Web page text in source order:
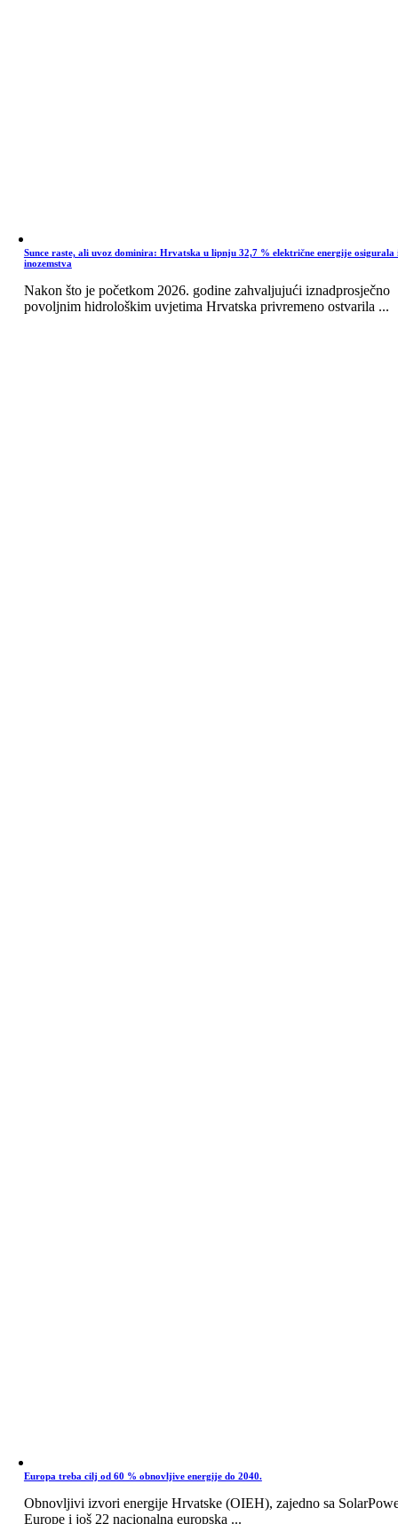
Sunce raste, ali uvoz dominira: Hrvatska u lipnju 32,7 % električne energije osigurala
inozemstva
Nakon što je početkom 2026. godine zahvaljujući iznadprosječno
povoljnim hidrološkim uvjetima Hrvatska privremeno ostvarila ...
Europa treba cilj od 60 % obnovljive energije do 2040.
Obnovljivi izvori energije Hrvatske (OIEH), zajedno sa
Europe i još 22 nacionalna europska ...